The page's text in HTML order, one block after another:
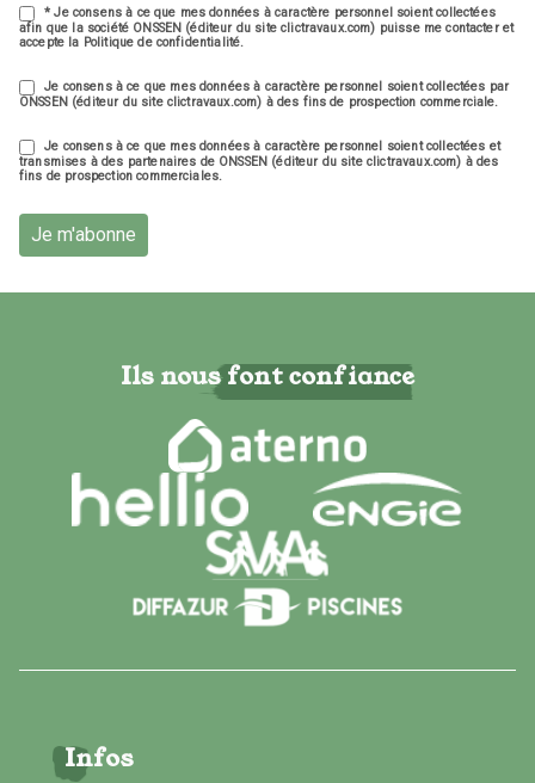
* Je consens à ce que mes données à caractère personnel soient collectées
afin que la société ONSSEN (éditeur du site clictravaux.com) puisse me contacter et
accepte la Politique de confidentialité.
Je consens à ce que mes données à caractère personnel soient collectées par
ONSSEN (éditeur du site clictravaux.com) à des fins de prospection commerciale.
Je consens à ce que mes données à caractère personnel soient collectées et
transmises à des partenaires de ONSSEN (éditeur du site clictravaux.com) à des
fins de prospection commerciales.
Je m'abonne
Ils nous font confiance
Infos